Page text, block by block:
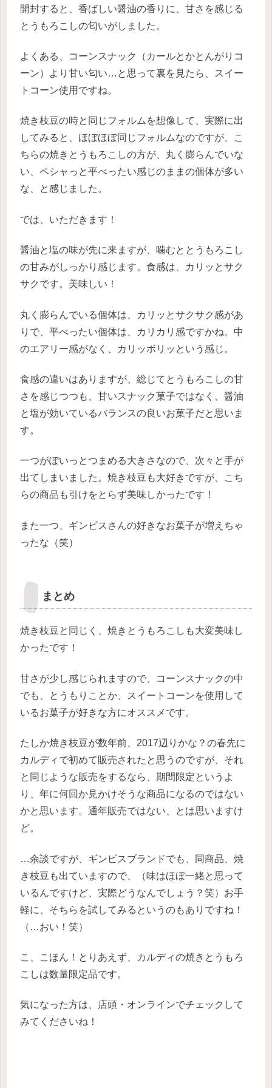
開封すると、香ばしい醤油の香りに、甘さを感じる
とうもろこしの匂いがしました。
よくある、コーンスナック（カールとかとんがりコ
ーン）より甘い匂い…と思って裏を見たら、スイー
トコーン使用ですね。
焼き枝豆の時と同じフォルムを想像して、実際に出
してみると、ほぼほぼ同じフォルムなのですが、こ
ちらの焼きとうもろこしの方が、丸く膨らんでいな
い、ペシャっと平べったい感じのままの個体が多い
な、と感じました。
では、いただきます！
醤油と塩の味が先に来ますが、噛むととうもろこし
の甘みがしっかり感じます。食感は、カリッとサク
サクです。美味しい！
丸く膨らんでいる個体は、カリッとサクサク感があ
りで、平べったい個体は、カリカリ感ですかね。中
のエアリー感がなく、カリッボリッという感じ。
食感の違いはありますが、総じてとうもろこしの甘
さを感じつつも、甘いスナック菓子ではなく、醤油
と塩が効いているバランスの良いお菓子だと思いま
す。
一つがぽいっとつまめる大きさなので、次々と手が
出てしまいました。焼き枝豆も大好きですが、こち
らの商品も引けをとらず美味しかったです！
また一つ、ギンビスさんの好きなお菓子が増えちゃ
ったな（笑）
まとめ
焼き枝豆と同じく、焼きとうもろこしも大変美味し
かったです！
甘さが少し感じられますので、コーンスナックの中
でも、とうもりことか、スイートコーンを使用して
いるお菓子が好きな方にオススメです。
たしか焼き枝豆が数年前、2017辺りかな？の春先に
カルディで初めて販売されたと思うのですが、それ
と同じような販売をするなら、期間限定というよ
り、年に何回か見かけそうな商品になるのではない
かと思います。通年販売ではない、とは思いますけ
ど。
…余談ですが、ギンビスブランドでも、同商品、焼
き枝豆も出ていますので、（味はほぼ一緒と思って
いるんですけど、実際どうなんでしょう？笑）お手
軽に、そちらを試してみるというのもありですね！
（…おい！笑）
こ、こほん！とりあえず、カルディの焼きとうもろ
こしは数量限定品です。
気になった方は、店頭・オンラインでチェックして
みてくださいね！